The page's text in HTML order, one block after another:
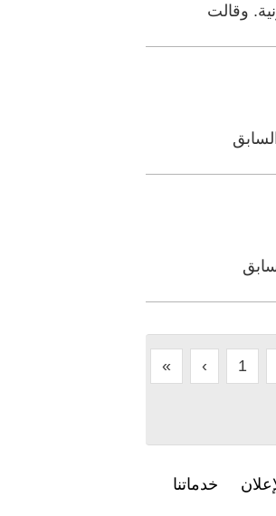
وقالت
« ‹ 1
خدماتنا